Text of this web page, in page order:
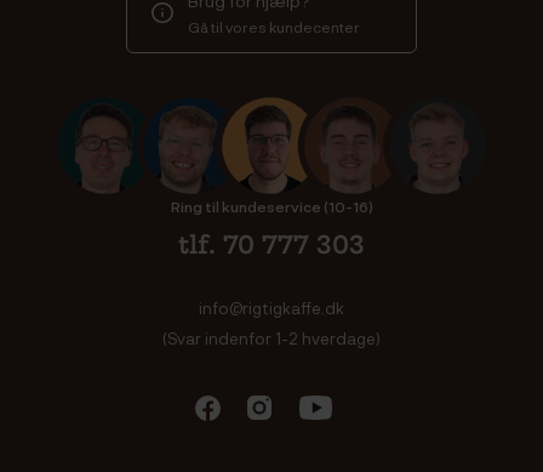
Gå til vores kundecenter
Ring til kundeservice (10-16)
tlf. 70 777 303
info@rigtigkaffe.dk
(Svar indenfor 1-2 hverdage)